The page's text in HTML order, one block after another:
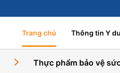
Trang chủ Thông tin Y
Thực phẩm bảo vệ